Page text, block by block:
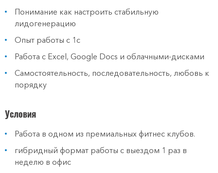
Понимание как настроить стабильную
лидогенерацию
Опыт работы с 1с
Работа с Excel, Google Docs и облачными-дисками
Самостоятельность, последовательность, любовь к
порядку
Условия
Работа в одном из премиальных фитнес клубов.
гибридный формат работы с выездом 1 раз в
неделю в офис